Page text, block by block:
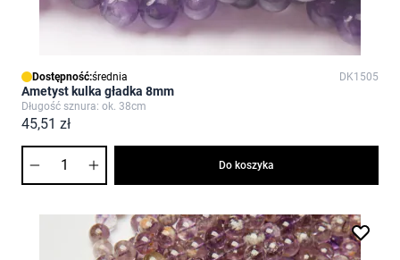
Dostępność:średnia DK1505
Ametyst kulka gładka 8mm
Długość sznura: ok. 38cm
45,51 zł
Do koszyka